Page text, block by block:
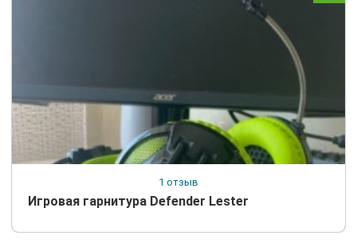
1 отзыв
Игровая гарнитура Defender Lester